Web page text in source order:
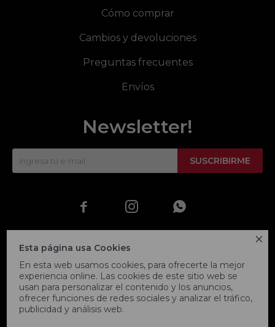

Esta página usa Cookies
En esta web usamos cookies, para ofrecerte la mejor
experiencia online. Las cookies de este sitio web se
usan para personalizar el contenido y los anuncios,
ofrecer funciones de redes sociales y analizar el tráfico,
publicidad y análisis web.
Cómo comprar
Cambios y devoluciones
Preguntas frecuentes
Envíos
Newsletter!
SUSCRIBIRME
  